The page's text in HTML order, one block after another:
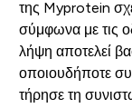
της Myprotein
σύμφωνα με τις
λήψη αποτελεί
οποιουδήποτε
τήρησε τη